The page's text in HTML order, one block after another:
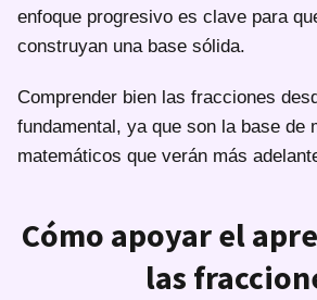
enfoque progresivo es clave para
construyan una base sólida.
Comprender bien las fracciones
fundamental, ya que son la base de
matemáticos que verán más
Cómo apoyar el
las